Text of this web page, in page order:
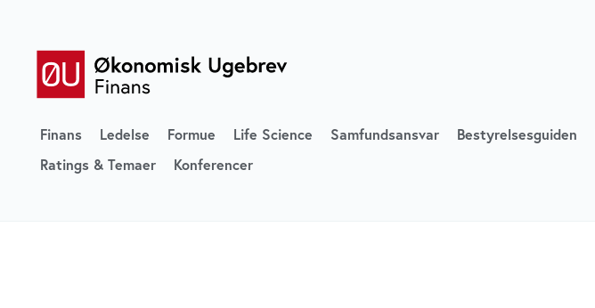
Finans Ledelse Formue Life Science Samfundsansvar Bestyrelsesguiden
Ratings & Temaer
Konferencer